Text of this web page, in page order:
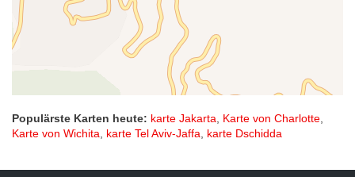
Populärste Karten heute: karte Jakarta, Karte von Charlotte,
Karte von Wichita, karte Tel Aviv-Jaffa, karte Dschidda